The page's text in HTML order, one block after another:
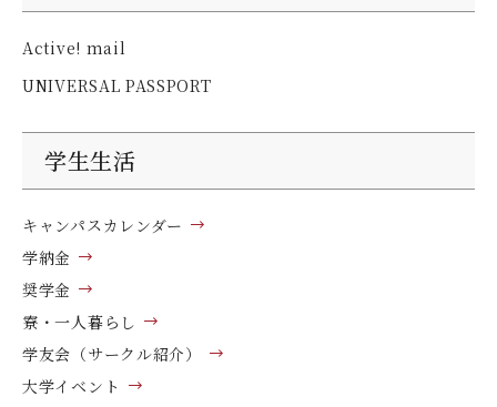
国際交流
地域教育実践研究センター
出前授業（高校生向け）
よくある質問
Active! mail
UNIVERSAL PASSPORT
学生生活
キャンパスカレンダー
学納金
奨学金
寮・一人暮らし
学友会（サークル紹介）
大学イベント